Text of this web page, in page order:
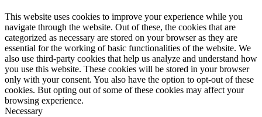
This website uses cookies to improve your experience while you
navigate through the website. Out of these, the cookies that are
categorized as necessary are stored on your browser as they are
essential for the working of basic functionalities of the website. We
also use third-party cookies that help us analyze and understand how
you use this website. These cookies will be stored in your browser
only with your consent. You also have the option to opt-out of these
cookies. But opting out of some of these cookies may affect your
browsing experience.
Necessary